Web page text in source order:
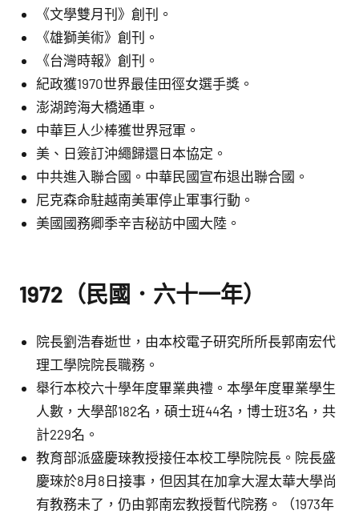
《文學雙月刊》創刊。
《雄獅美術》創刊。
《台灣時報》創刊。
紀政獲1970世界最佳田徑女選手獎。
澎湖跨海大橋通車。
中華巨人少棒獲世界冠軍。
美、日簽訂沖繩歸還日本協定。
中共進入聯合國。中華民國宣布退出聯合國。
尼克森命駐越南美軍停止軍事行動。
美國國務卿季辛吉秘訪中國大陸。
1972（民國．六十一年）
院長劉浩春逝世，由本校電子研究所所長郭南宏代
理工學院院長職務。
舉行本校六十學年度畢業典禮。本學年度畢業學生
人數，大學部182名，碩士班44名，博士班3名，共
計229名。
教育部派盛慶琜教授接任本校工學院院長。院長盛
慶琜於8月8日接事，但因其在加拿大渥太華大學尚
有教務未了，仍由郭南宏教授暫代院務。（1973年